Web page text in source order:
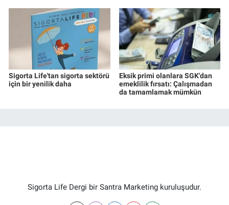
Sigorta Life'tan sigorta sektörü
için bir yenilik daha
Eksik primi olanlara SGK'dan
emeklilik fırsatı: Çalışmadan
da tamamlamak mümkün
Sigorta Life Dergi bir Santra Marketing kuruluşudur.